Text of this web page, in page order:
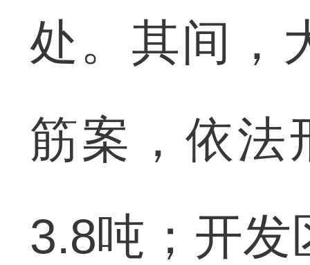
处。其间，
筋案，依法
3.8吨；开发